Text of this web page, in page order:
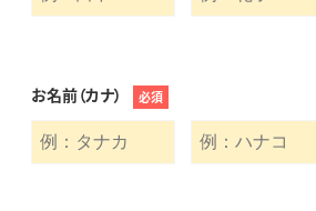
お名前（カナ） 必須